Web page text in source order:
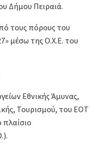
Δήμου Πειραιά.
τους πόρους του
μέσω της Ο.Χ.Ε. του
Εθνικής Άμυνας,
Τουρισμού, του ΕΟΤ
πλαίσιο